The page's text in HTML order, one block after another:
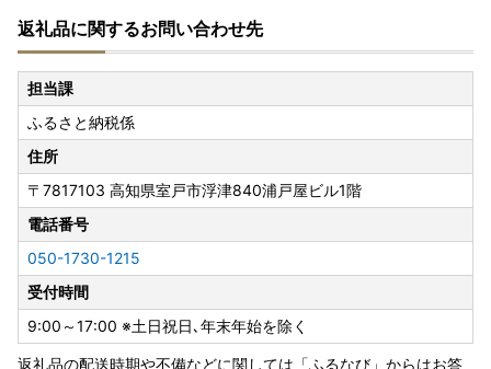
ます。
オンラインワンストップ特例申請は完全オンラインで行える
サービスで、ワンストップ特例申請書・確認書類等の紙面で
の提出は不要となり、自治体マイページからオンラインで申
請を完結させることが可能です。
〇「自治体マイページ」でのオンラインワンストップ特例申
請では、マイナンバーカードを使用します。
〇申請にはデジタル庁提供のマイナポータルアプリが必要で
す。
〇従来の手続き方法「書類郵送による申請」も引き続きご利
用いただけます。
返礼品に関するお問い合わせ先
担当課
ふるさと納税係
住所
〒7817103 高知県室戸市浮津840浦戸屋ビル1階
電話番号
050-1730-1215
受付時間
9:00～17:00 ※土日祝日､年末年始を除く
返礼品の配送時期や不備などに関しては「ふるなび」からはお答